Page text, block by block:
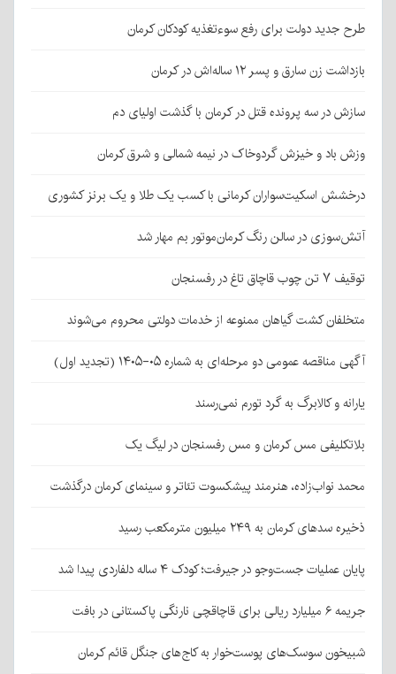
طرح جدید دولت برای رفع سوءتغذیه کودکان کرمان
بازداشت زن سارق و پسر ۱۲ ساله‌اش در کرمان
سازش در سه پرونده قتل در کرمان با گذشت اولیای دم
وزش باد و خیزش گردوخاک در نیمه شمالی و شرق کرمان
درخشش اسکیت‌سواران کرمانی با کسب یک طلا و یک برنز کشوری
آتش‌سوزی در سالن رنگ کرمان‌موتور بم مهار شد
توقیف ۷ تن چوب قاچاق تاغ در رفسنجان
متخلفان کشت گیاهان ممنوعه از خدمات دولتی محروم می‌شوند
آگهی مناقصه عمومی دو مرحله‌ای به شماره ۰۵-۱۴۰۵ (تجدید اول)
یارانه و کالابرگ به گرد تورم نمی‌رسند
بلاتکلیفی مس کرمان و مس رفسنجان در لیگ یک
محمد نواب‌زاده، هنرمند پیشکسوت تئاتر و سینمای کرمان درگذشت
ذخیره سدهای کرمان به ۲۴۹ میلیون مترمکعب رسید
پایان عملیات جست‌وجو در جیرفت؛ کودک ۴ ساله دلفاردی پیدا شد
جریمه ۶ میلیارد ریالی برای قاچاقچی نارنگی پاکستانی در بافت
شبیخون سوسک‌های پوست‌خوار به کاج‌های جنگل قائم کرمان